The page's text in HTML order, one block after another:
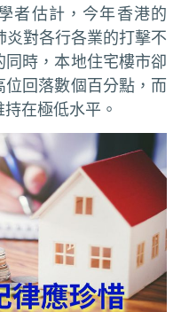
者估計，今年香港的
炎對各行各業的打擊不
時，本地住宅樓市卻
回落數個百分點，而
在極低水平。